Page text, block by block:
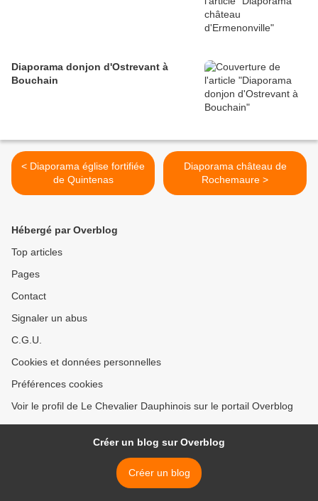
Diaporama donjon d'Ostrevant à
Bouchain
< Diaporama église fortifiée
de Quintenas
Diaporama château de
Rochemaure >
Hébergé par Overblog
Top articles
Pages
Contact
Signaler un abus
C.G.U.
Cookies et données personnelles
Préférences cookies
Voir le profil de Le Chevalier Dauphinois sur le portail Overblog
Créer un blog sur Overblog
Créer un blog